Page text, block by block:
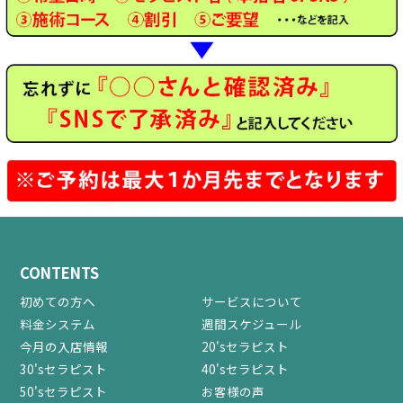
CONTENTS
初めての方へ
サービスについて
料金システム
週間スケジュール
今月の入店情報
20'sセラピスト
30'sセラピスト
40'sセラピスト
50'sセラピスト
お客様の声